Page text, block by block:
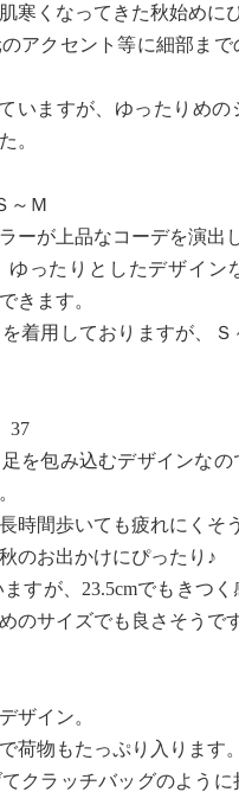
寒くなってきた秋始めに
アクセント等に細部まで
いますが、ゆったりめの
。
～Ｍ
ーが上品なコーデを演出
ったりとしたデザイン
きます。
着用しておりますが、
37
を包み込むデザインな
時間歩いても疲れにくそう
のお出かけにぴったり♪
すが、23.5cmでもきつく
のサイズでも良さそうです
ザイン。
荷物もたっぷり入ります。
クラッチバッグのよう